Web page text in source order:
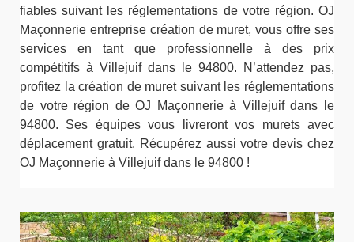
fiables suivant les réglementations de votre région. OJ
Maçonnerie entreprise création de muret, vous offre ses
services en tant que professionnelle à des prix
compétitifs à Villejuif dans le 94800. N’attendez pas,
profitez la création de muret suivant les réglementations
de votre région de OJ Maçonnerie à Villejuif dans le
94800. Ses équipes vous livreront vos murets avec
déplacement gratuit. Récupérez aussi votre devis chez
OJ Maçonnerie à Villejuif dans le 94800 !